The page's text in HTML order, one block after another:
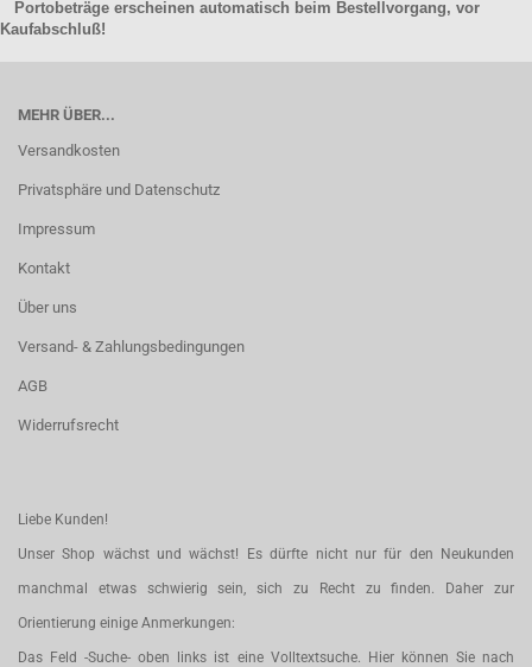
Portobeträge erscheinen automatisch beim Bestellvorgang, vor
Kaufabschluß!
MEHR ÜBER...
Versandkosten
Privatsphäre und Datenschutz
Impressum
Kontakt
Über uns
Versand- & Zahlungsbedingungen
AGB
Widerrufsrecht
Liebe Kunden!
Unser Shop wächst und wächst! Es dürfte nicht nur für den Neukunden
manchmal etwas schwierig sein, sich zu Recht zu finden. Daher zur
Orientierung einige Anmerkungen:
Das Feld -Suche- oben links ist eine Volltextsuche. Hier können Sie nach